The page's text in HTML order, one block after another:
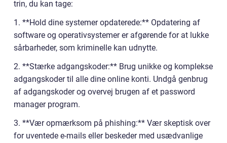
trin, du kan tage:
1. **Hold dine systemer opdaterede:** Opdatering af
software og operativsystemer er afgørende for at lukke
sårbarheder, som kriminelle kan udnytte.
2. **Stærke adgangskoder:** Brug unikke og komplekse
adgangskoder til alle dine online konti. Undgå genbrug
af adgangskoder og overvej brugen af et password
manager program.
3. **Vær opmærksom på phishing:** Vær skeptisk over
for uventede e-mails eller beskeder med usædvanlige